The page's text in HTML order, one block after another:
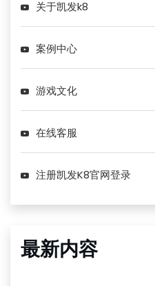
关于凯发k8
案例中心
游戏文化
在线客服
注册凯发K8官网登录
最新内容